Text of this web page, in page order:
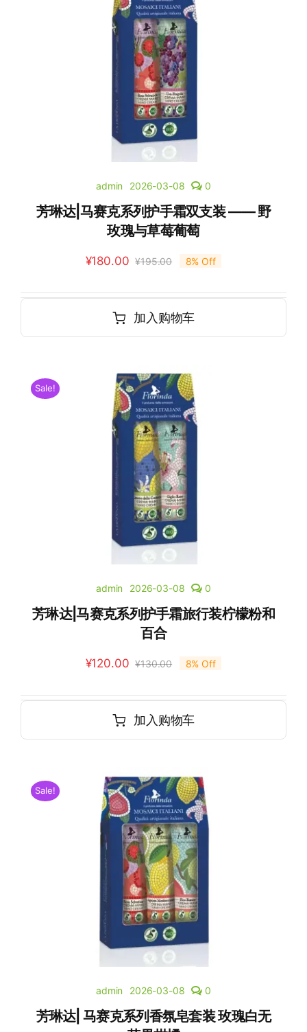
admin 2026-03-08 0
芳琳达|马赛克系列护手霜双支装 —— 野
玫瑰与草莓葡萄
¥195.00
¥180.00 8% Off
加入购物车
Sale!
admin 2026-03-08 0
芳琳达|马赛克系列护手霜旅行装柠檬粉和
百合
¥130.00
¥120.00 8% Off
加入购物车
Sale!
admin 2026-03-08 0
芳琳达| 马赛克系列香氛皂套装 玫瑰白无